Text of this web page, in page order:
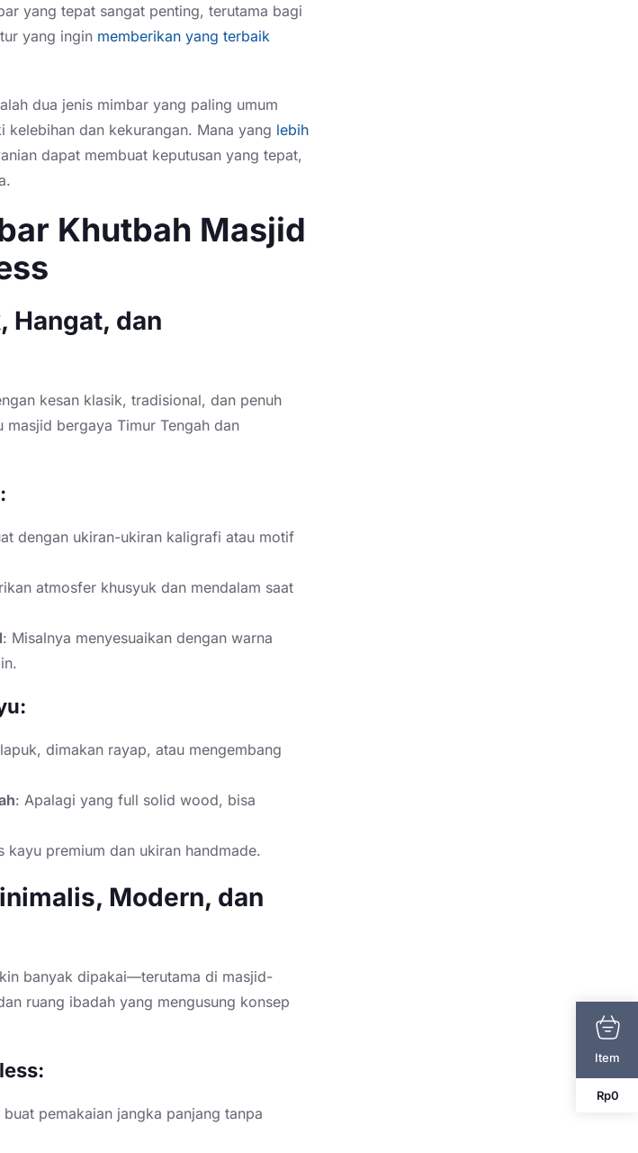
yang tepat sangat penting, terutama bagi
yang ingin memberikan yang terbaik
dua jenis mimbar yang paling umum
kelebihan dan kekurangan. Mana yang lebih
dapat membuat keputusan yang tepat,
Khutbah Masjid
Hangat, dan
kesan klasik, tradisional, dan penuh
masjid bergaya Timur Tengah dan
dengan ukiran-ukiran kaligrafi atau motif
atmosfer khusyuk dan mendalam saat
: Misalnya menyesuaikan dengan warna
dimakan rayap, atau mengembang
: Apalagi yang full solid wood, bisa
kayu premium dan ukiran handmade.
Modern, dan
banyak dipakai—terutama di masjid-
ruang ibadah yang mengusung konsep
pemakaian jangka panjang tanpa
Item
Rp0